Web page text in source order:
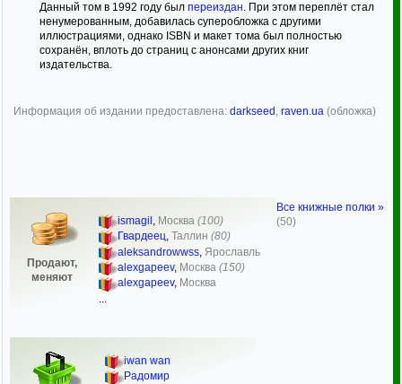
Данный том в 1992 году был переиздан. При этом переплёт стал
ненумерованным, добавилась суперобложка с другими
иллюстрациями, однако ISBN и макет тома был полностью
сохранён, вплоть до страниц с анонсами других книг
издательства.
Информация об издании предоставлена: darkseed , raven.ua (обложка)
Продают,
меняют
ismagil , Москва (100)
Гвардеец, Таллин (80)
aleksandrowwss Ярославль
alexgapeev, Москва (150)
alexgapeev, Москва
iwan wan
Радомир
Все книжные полки »
(50)